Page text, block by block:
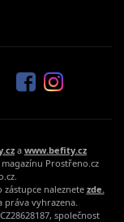
a www.befity.cz
Prostřeno.cz
naleznete zde.
práva vyhrazena.
společnost